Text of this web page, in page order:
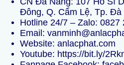
Đông, Q. Cẩm Lệ, Tp. Đà
Hotline 24/7 – Zalo: 0827
Email:
Website: anlacphat.com
Youtube: https://bit.ly/